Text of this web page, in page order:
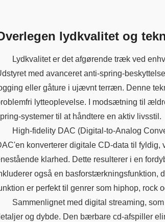
lydkvalitet og
Lydkvalitet er det afgørende træk ved
med avanceret anti-spring-
eller gåture i ujævnt terræn. Denne
lytteoplevelse. I modsætning til
systemer til at håndtere en aktiv livsstil.
High-fidelity DAC (Digital-to-Analog
konverterer digitale CD-data til fyldig,
klarhed. Dette resulterer i en
også en basforstærkningsfunktion,
er perfekt til genrer som hiphop, rock
Sammenlignet med digital streaming,
og dybde. Den bærbare cd-afspiller